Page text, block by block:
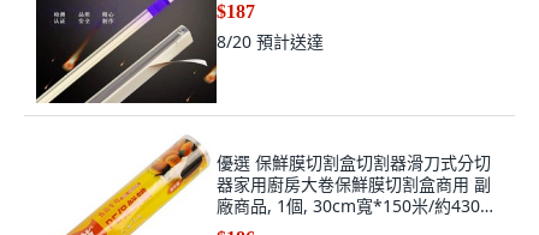
$187
8/20 預計送達
優選 保鮮膜切割盒切割器滑刀式分切
器家用廚房大卷保鮮膜切割盒商用 副
廠商品, 1個, 30cm寬*150米/約430克
保鮮膜